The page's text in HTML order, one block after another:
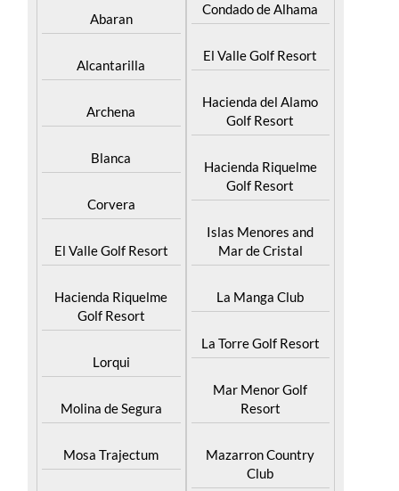
Abaran
Alcantarilla
Archena
Blanca
Corvera
El Valle Golf Resort
Hacienda Riquelme
Golf Resort
Lorqui
Molina de Segura
Mosa Trajectum
Condado de Alhama
El Valle Golf Resort
Hacienda del Alamo
Golf Resort
Hacienda Riquelme
Golf Resort
Islas Menores and
Mar de Cristal
La Manga Club
La Torre Golf Resort
Mar Menor Golf
Resort
Mazarron Country
Club